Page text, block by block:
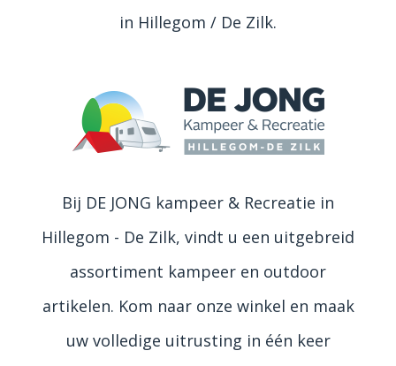
in Hillegom / De Zilk.
Bij DE JONG kampeer & Recreatie in
Hillegom - De Zilk, vindt u een uitgebreid
assortiment kampeer en outdoor
artikelen. Kom naar onze winkel en maak
uw volledige uitrusting in één keer